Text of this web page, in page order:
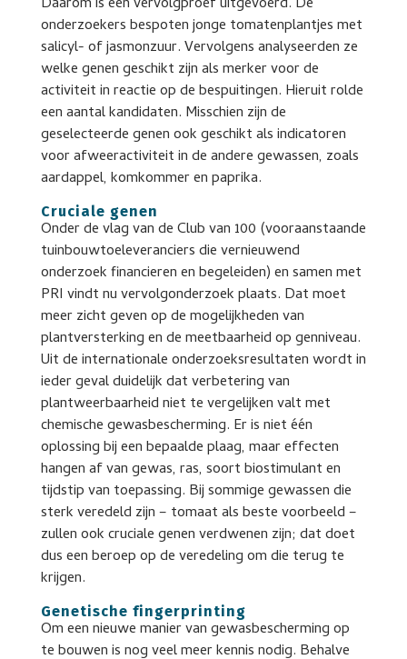
onderzoekers bespoten jonge tomatenplantjes met
salicyl- of jasmonzuur. Vervolgens analyseerden ze
welke genen geschikt zijn als merker voor de
activiteit in reactie op de bespuitingen. Hieruit rolde
een aantal kandidaten. Misschien zijn de
geselecteerde genen ook geschikt als indicatoren
voor afweeractiviteit in de andere gewassen, zoals
aardappel, komkommer en paprika.
Cruciale genen
Onder de vlag van de Club van 100 (vooraanstaande
tuinbouwtoeleveranciers die vernieuwend
onderzoek financieren en begeleiden) en samen met
PRI vindt nu vervolgonderzoek plaats. Dat moet
meer zicht geven op de mogelijkheden van
plantversterking en de meetbaarheid op genniveau.
Uit de internationale onderzoeksresultaten wordt in
ieder geval duidelijk dat verbetering van
plantweerbaarheid niet te vergelijken valt met
chemische gewasbescherming. Er is niet één
oplossing bij een bepaalde plaag, maar effecten
hangen af van gewas, ras, soort biostimulant en
tijdstip van toepassing. Bij sommige gewassen die
sterk veredeld zijn – tomaat als beste voorbeeld –
zullen ook cruciale genen verdwenen zijn; dat doet
dus een beroep op de veredeling om die terug te
krijgen.
Genetische fingerprinting
Om een nieuwe manier van gewasbescherming op
te bouwen is nog veel meer kennis nodig. Behalve